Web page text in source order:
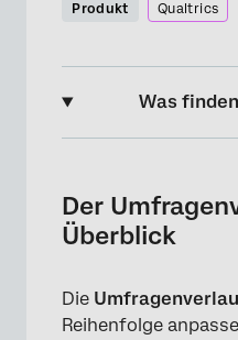
Produkt Qualtrics
Was
Umfrage
Navigieren im
Beispiele für den
Der
Überblick
Die
Reihenfolge